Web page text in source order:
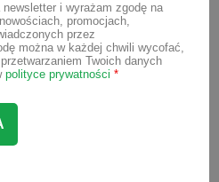
cierpliwości,
podejścia
Nauka
wielu
Niektóre dzieci
i wyrażam zgodę na
promocjach,
przez
można w każdej chwili wycofać,
Twoich danych
polityce prywatności *